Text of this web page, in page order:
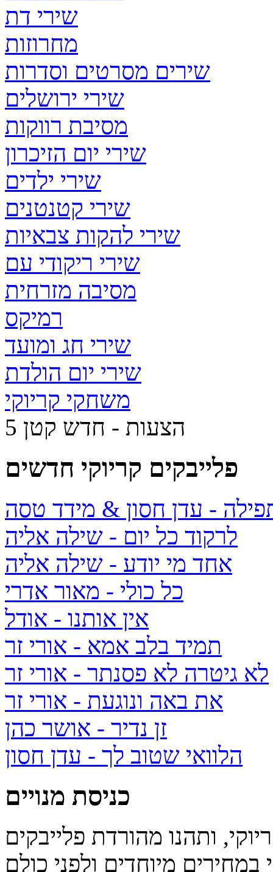
שירי דת
מחרוזות
שירים מסרטים וסדרות
שירי ירושלים
מסיבת רווקות
שירי יום הזיכרון
שירי ילדים
שירי קטנטנים
שירי להקות צבאיות
שירי ריקודי עם
מסיבה מזרחית
רמיקס
שירי חג ומועד
שירי יום הולדת
משחקי קריוקי
5 הצעות - חדש קטן
פלייבקים קריוקי חדשים
- עדן חסון & מידד טסה
לרקוד כל יום - שילה אליה
אחד מי יודע - שילה אליה
כל כולי - מאור אדרי
אין אותנו - אודל
תמיד בלב אמא - אורי זר
לא גיטרה לא פסנתר - אורי זר
את באה ונוגעת - אורי זר
זן נדיר - אושר כהן
הלוואי שטוב לך - עדן חסון
כניסת מנויים
ותהנו מהורדת פלייבקים